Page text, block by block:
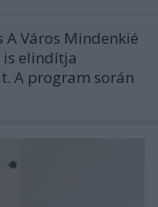
A Város Mindenkié
is elindítja
A program során